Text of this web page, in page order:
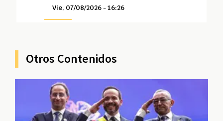
Vie, 07/08/2026 - 16:26
Otros Contenidos